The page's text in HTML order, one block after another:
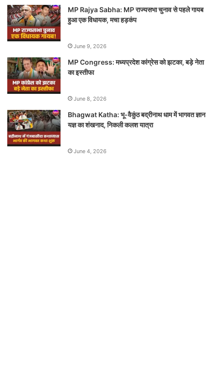
MP Rajya Sabha: MP राज्यसभा चुनाव से पहले गायब
हुआ एक विधायक, मचा हड़कंप
June 9, 2026
MP Congress: मध्यप्रदेश कांग्रेस को झटका, बड़े नेता
का इस्तीफा
June 8, 2026
Bhagwat Katha: भू-वैकुंठ बद्रीनाथ धाम में भागवत ज्ञान
यज्ञ का शंखनाद, निकली कलश यात्रा
June 4, 2026